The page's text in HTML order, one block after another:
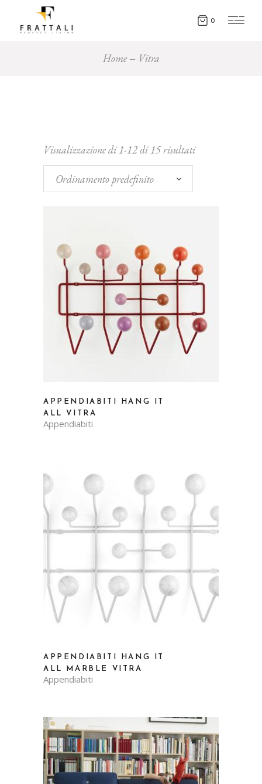
0
Home Vitra
Visualizzazione di 1-12 di 15 risultati
Ordinamento predefinito
APPENDIABITI HANG IT
ALL VITRA
Appendiabiti
APPENDIABITI HANG IT
ALL MARBLE VITRA
Appendiabiti